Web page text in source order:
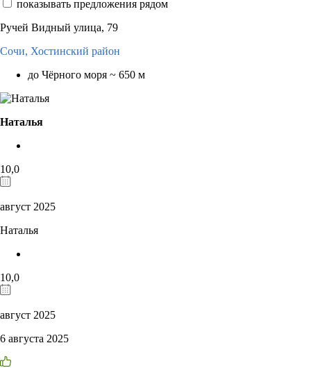
показывать предложения рядом
Ручей Видный улица, 79
Сочи, Хостинский район
до Чёрного моря ~ 650 м
Наталья
10,0
август 2025
Наталья
10,0
август 2025
6 августа 2025